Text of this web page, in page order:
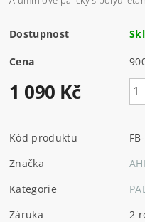
Dostupnost
Cena
1 090 Kč
Kód produktu
Značka
Kategorie
Záruka
2